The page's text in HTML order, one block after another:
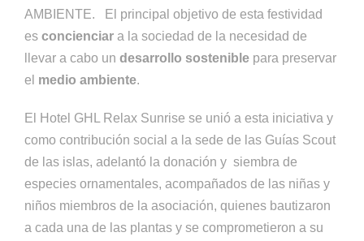
AMBIENTE. El principal objetivo de esta festividad
es concienciar a la sociedad de la necesidad de
llevar a cabo un desarrollo sostenible para preservar
el medio ambiente.
El Hotel GHL Relax Sunrise se unió a esta iniciativa y
como contribución social a la sede de las Guías Scout
de las islas, adelantó la donación y siembra de
especies ornamentales, acompañados de las niñas y
niños miembros de la asociación, quienes bautizaron
a cada una de las plantas y se comprometieron a su